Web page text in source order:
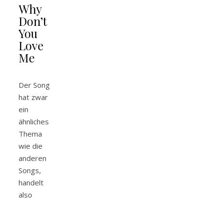
Why
Don’t
You
Love
Me
Der Song
hat zwar
ein
ähnliches
Thema
wie die
anderen
Songs,
handelt
also